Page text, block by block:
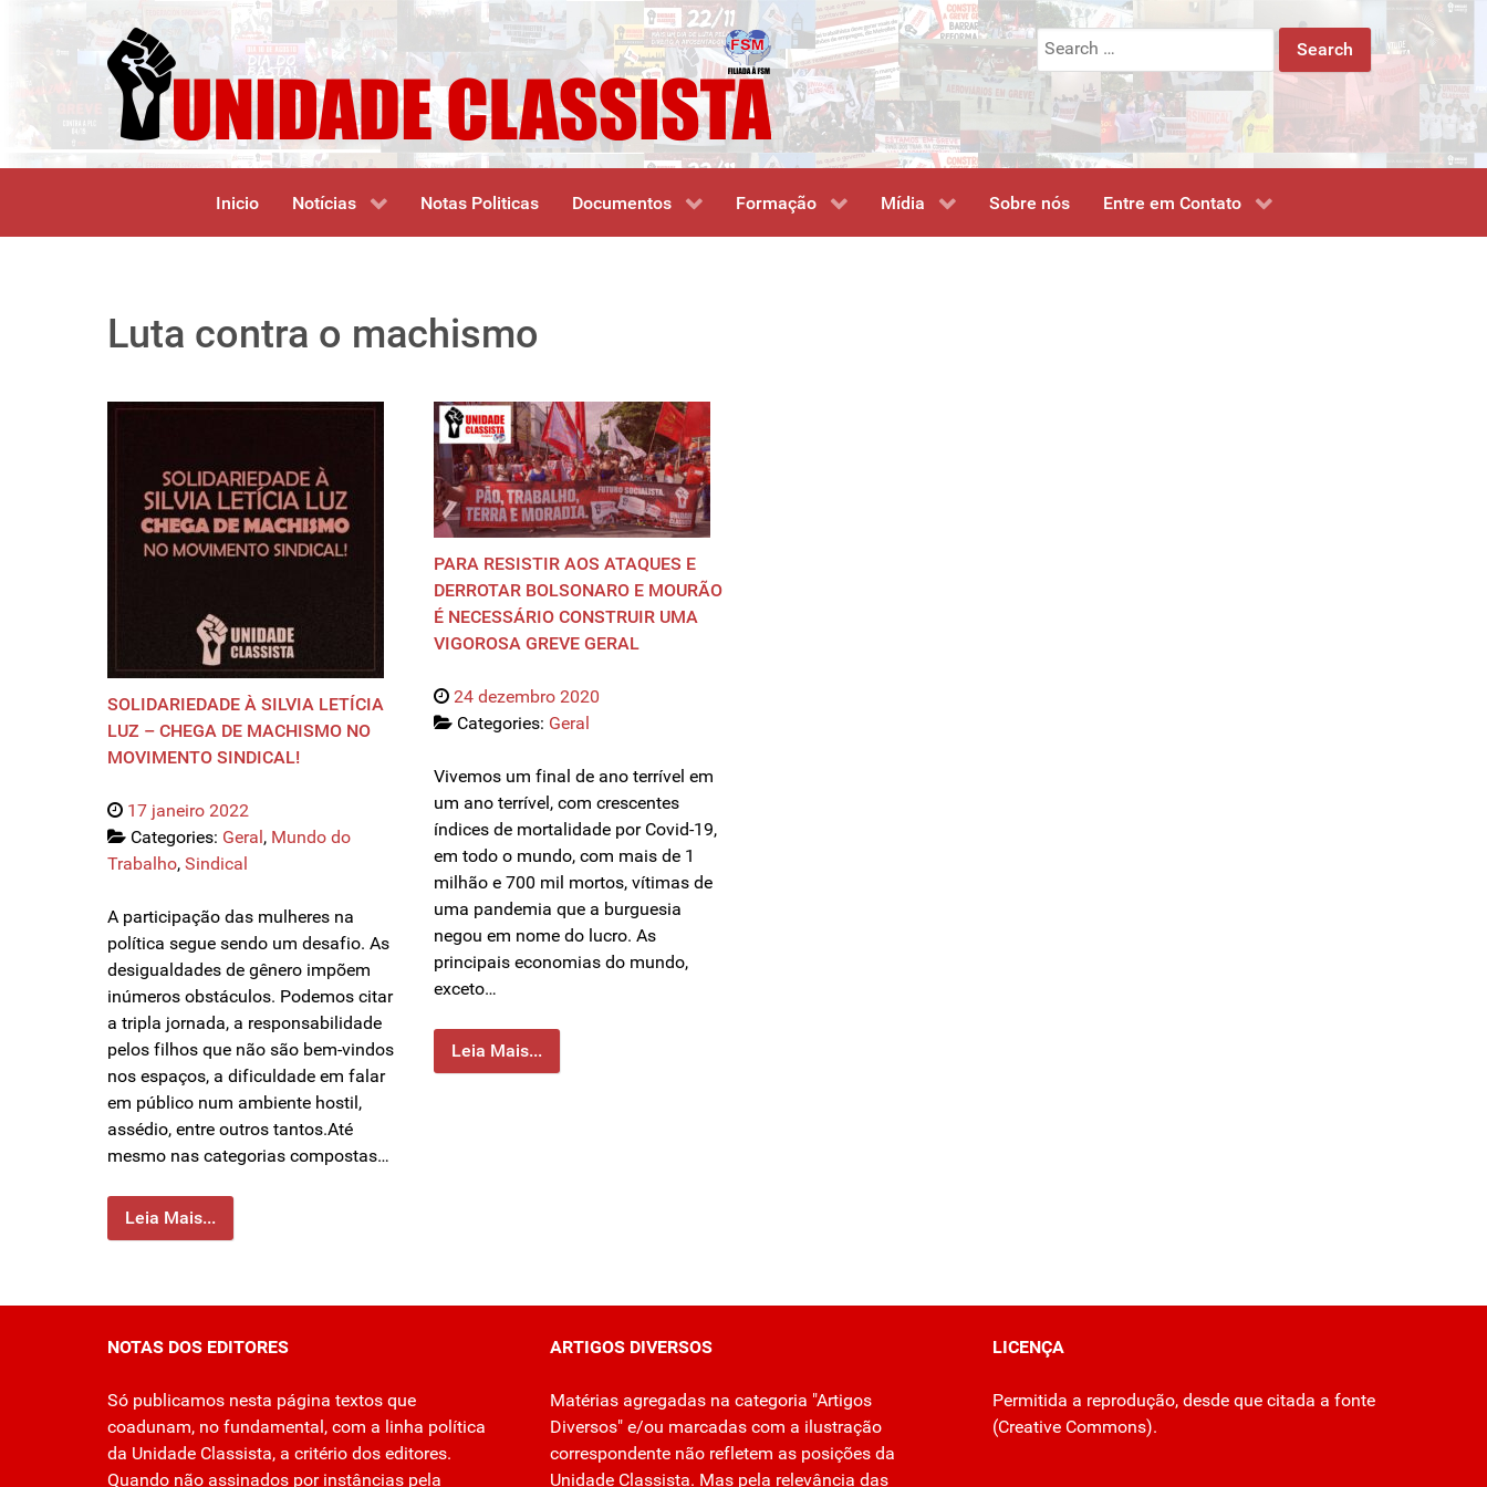
Search
for:
Inicio Notícias Notas Politicas Documentos Formação Mídia Sobre nós Entre em Contato
Luta contra o machismo
SOLIDARIEDADE À SILVIA LETÍCIA
LUZ – CHEGA DE MACHISMO NO
MOVIMENTO SINDICAL!
17 janeiro 2022
Categories: Geral , Mundo do
Trabalho, Sindical
A participação das mulheres na
política segue sendo um desafio. As
desigualdades de gênero impõem
inúmeros obstáculos. Podemos citar
a tripla jornada, a responsabilidade
pelos filhos que não são bem-vindos
nos espaços, a dificuldade em falar
em público num ambiente hostil,
assédio, entre outros tantos.Até
mesmo nas categorias compostas…
Leia Mais...
PARA RESISTIR AOS ATAQUES E
DERROTAR BOLSONARO E MOURÃO
É NECESSÁRIO CONSTRUIR UMA
VIGOROSA GREVE GERAL
24 dezembro 2020
Categories: Geral
Vivemos um final de ano terrível em
um ano terrível, com crescentes
índices de mortalidade por Covid-19,
em todo o mundo, com mais de 1
milhão e 700 mil mortos, vítimas de
uma pandemia que a burguesia
negou em nome do lucro. As
principais economias do mundo,
exceto…
Leia Mais...
NOTAS DOS EDITORES
Só publicamos nesta página textos que
coadunam, no fundamental, com a linha política
da Unidade Classista, a critério dos editores.
Quando não assinados por instâncias pela
ARTIGOS DIVERSOS
Matérias agregadas na categoria "Artigos
Diversos" e/ou marcadas com a ilustração
correspondente não refletem as posições da
Unidade Classista. Mas pela relevância das
LICENÇA
Permitida a reprodução, desde que citada a fonte
(Creative Commons).